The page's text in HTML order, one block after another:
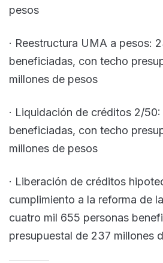
pesos
· Reestructura UMA a pesos:
beneficiadas, con techo
millones de pesos
· Liquidación de créditos 2/
beneficiadas, con techo
millones de pesos
· Liberación de créditos
cumplimiento a la reforma de
cuatro mil 655 personas
presupuestal de 237 millones